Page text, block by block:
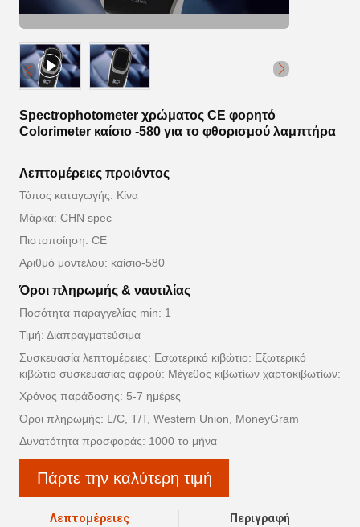
Spectrophotometer χρώματος CE φορητό
Colorimeter καίσιο -580 για το φθορισμού λαμπτήρα
Λεπτομέρειες προιόντος
Τόπος καταγωγής: Κίνα
Μάρκα: CHN spec
Πιστοποίηση: CE
Αριθμό μοντέλου: καίσιο-580
Όροι πληρωμής & ναυτιλίας
Ποσότητα παραγγελίας min: 1
Τιμή: Διαπραγματεύσιμα
Συσκευασία λεπτομέρειες: Εσωτερικό κιβώτιο: Εξωτερικό
κιβώτιο συσκευασίας αφρού: Μέγεθος κιβωτίων χαρτοκιβωτίων:
Χρόνος παράδοσης: 5-7 ημέρες
Όροι πληρωμής: L/C, T/T, Western Union, MoneyGram
Δυνατότητα προσφοράς: 1000 το μήνα
Πάρτε την καλύτερη τιμή
Λεπτομέρειες
Περιγραφή